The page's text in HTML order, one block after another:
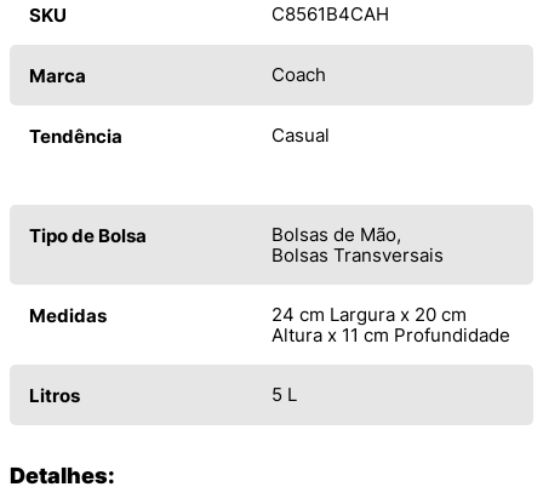
SKU C8561B4CAH
Marca Coach
Tendência Casual
Tipo de Bolsa
Bolsas de Mão
Bolsas Transversais
Medidas
24 cm Largura x 20 cm
Altura x 11 cm Profundidade
Litros 5 L
Detalhes: